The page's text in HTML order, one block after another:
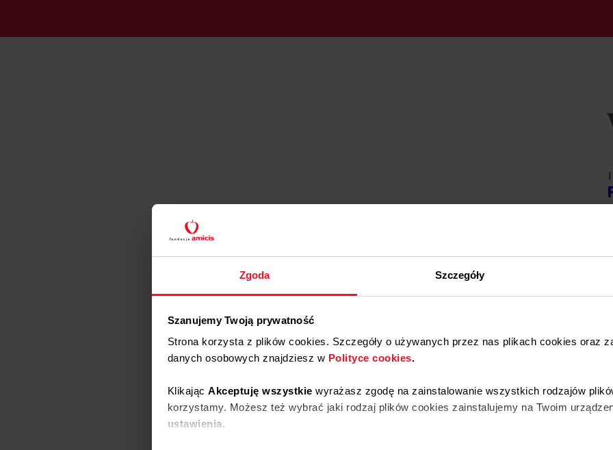
Zgoda Szczegóły
Szanujemy Twoją prywatność
Strona korzysta z plików cookies. Szczegóły o używanych przez nas plikach cookies oraz
danych osobowych znajdziesz w Polityce cookies.
Klikając Akceptuję wszystkie wyrażasz zgodę na zainstalowanie wszystkich rodzajów
korzystamy. Możesz też wybrać jaki rodzaj plików cookies zainstalujemy na Twoim
ustawienia.